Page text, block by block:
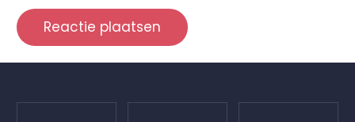
Reactie plaatsen